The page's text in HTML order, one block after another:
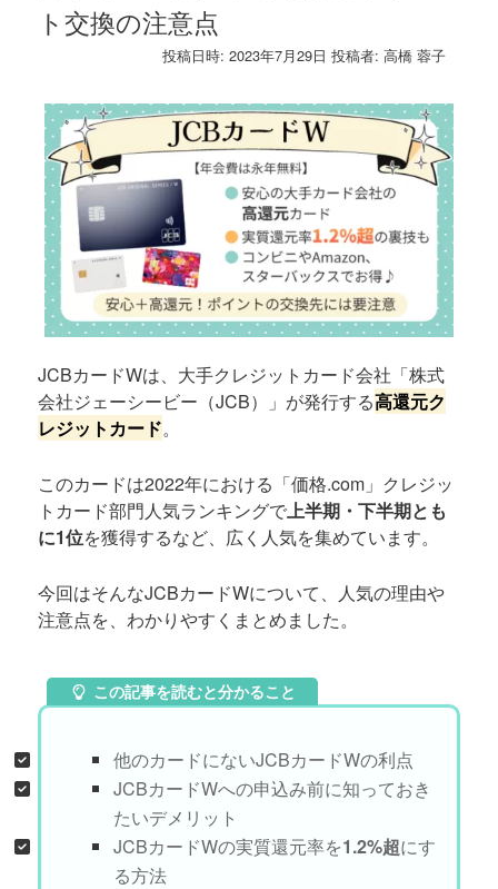
ト交換の注意点
投稿日時:2023年7月29日 投稿者:高橋 蓉子
JCBカードWは、大手クレジットカード会社「株式
会社ジェーシービー（JCB）」が発行する高還元ク
レジットカード。
このカードは2022年における「価格.com」クレジッ
トカード部門人気ランキングで上半期・下半期とも
に1位を獲得するなど、広く人気を集めています。
今回はそんなJCBカードWについて、人気の理由や
注意点を、わかりやすくまとめました。
この記事を読むと分かること
他のカードにないJCBカードWの利点
JCBカードWへの申込み前に知っておき
たいデメリット
JCBカードWの実質還元率を1.2%超にす
る方法